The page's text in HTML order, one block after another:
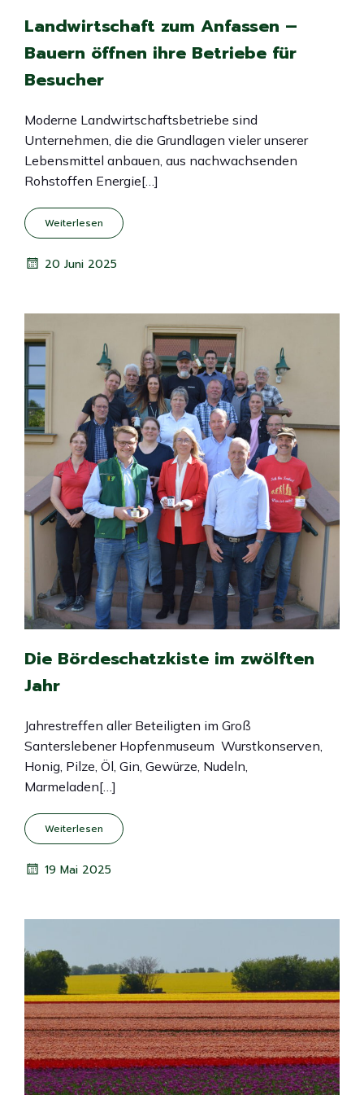
Landwirtschaft zum Anfassen –
Bauern öffnen ihre Betriebe für
Besucher
Moderne Landwirtschaftsbetriebe sind
Unternehmen, die die Grundlagen vieler unserer
Lebensmittel anbauen, aus nachwachsenden
Rohstoffen Energie[…]
Weiterlesen
20 Juni 2025
Die Bördeschatzkiste im zwölften
Jahr
Jahrestreffen aller Beteiligten im Groß
Santerslebener Hopfenmuseum Wurstkonserven,
Honig, Pilze, Öl, Gin, Gewürze, Nudeln,
Marmeladen[…]
Weiterlesen
19 Mai 2025